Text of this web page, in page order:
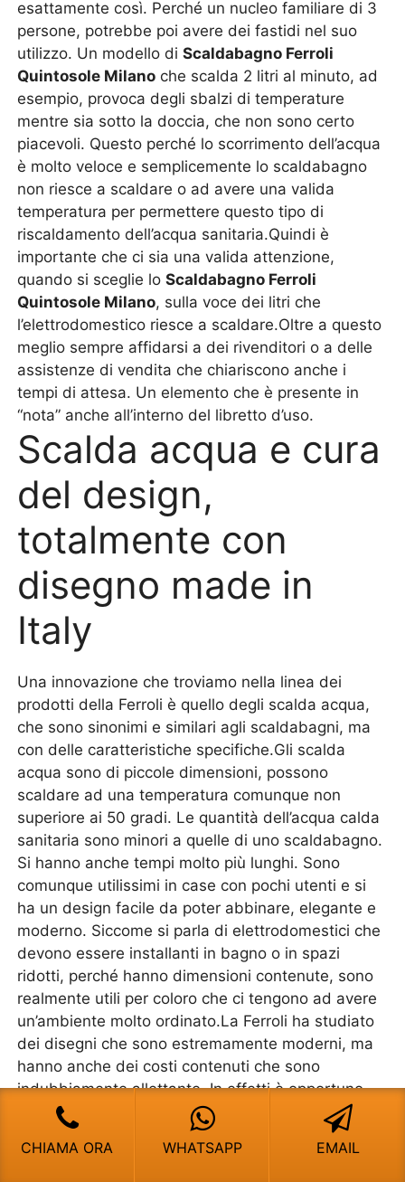
esattamente così. Perché un nucleo familiare di 3
persone, potrebbe poi avere dei fastidi nel suo
utilizzo. Un modello diScaldabagno Ferroli
Quintosole Milano che scalda 2 litri al minuto, ad
esempio, provoca degli sbalzi di temperature
mentre sia sotto la doccia, che non sono certo
piacevoli. Questo perché lo scorrimento dell’acqua
è molto veloce e semplicemente lo scaldabagno
non riesce a scaldare o ad avere una valida
temperatura per permettere questo tipo di
riscaldamento dell’acqua sanitaria.Quindi è
importante che ci sia una valida attenzione,
quando si sceglie loScaldabagno Ferroli
Quintosole Milano, sulla voce dei litri che
l’elettrodomestico riesce a scaldare.Oltre a questo
meglio sempre affidarsi a dei rivenditori o a delle
assistenze di vendita che chiariscono anche i
tempi di attesa. Un elemento che è presente in
“nota” anche all’interno del libretto d’uso.
Scalda acqua e cura
del design,
totalmente con
disegno made in
Italy
Una innovazione che troviamo nella linea dei
prodotti della Ferroli è quello degli scalda acqua,
che sono sinonimi e similari agli scaldabagni, ma
con delle caratteristiche specifiche.Gli scalda
acqua sono di piccole dimensioni, possono
scaldare ad una temperatura comunque non
superiore ai 50 gradi. Le quantità dell’acqua calda
sanitaria sono minori a quelle di uno scaldabagno.
Si hanno anche tempi molto più lunghi. Sono
comunque utilissimi in case con pochi utenti e si
ha un design facile da poter abbinare, elegante e
moderno. Siccome si parla di elettrodomestici che
devono essere installanti in bagno o in spazi
ridotti, perché hanno dimensioni contenute, sono
realmente utili per coloro che ci tengono ad avere
un’ambiente molto ordinato.La Ferroli ha studiato
dei disegni che sono estremamente moderni, ma
hanno anche dei costi contenuti che sono
indubbiamente allettante. In effetti è opportuno
pensare a questa struttura quando si deve
comprare un elettrodomestico che comunque
vada a scaldare l’acqua.
CHIAMA ORA WHATSAPP EMAIL